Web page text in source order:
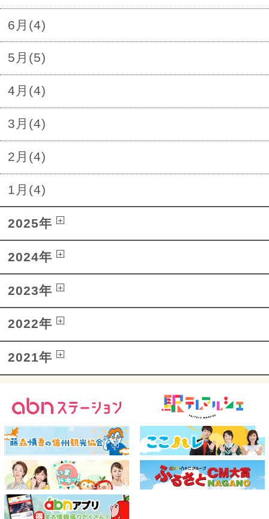
6月(4)
5月(5)
4月(4)
3月(4)
2月(4)
1月(4)
2025年
2024年
2023年
2022年
2021年